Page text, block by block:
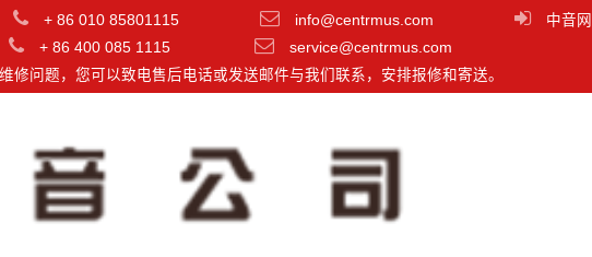
+ 86 010 85801115 info@centrmus.com
中音
+ 86 400 085 1115
service@centrmus.com
修问题，您可以致电售后电话或发送邮件与我们联系，安排报修和寄送。